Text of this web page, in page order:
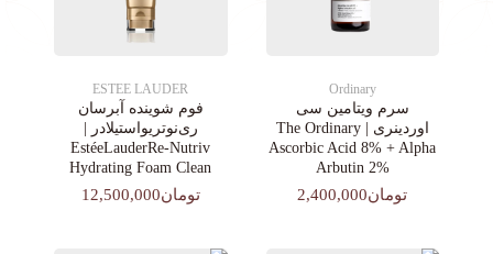
Ordinary
سرم ویتامین سی
اوردینری | The Ordinary
Ascorbic Acid 8% + Alpha
Arbutin 2%
تومان2,400,000
ESTEE LAUDER
فوم شوینده آبرسان
ری‌نوتریواستیلادر |
EstéeLauderRe-Nutriv
Hydrating Foam Clean
تومان12,500,000